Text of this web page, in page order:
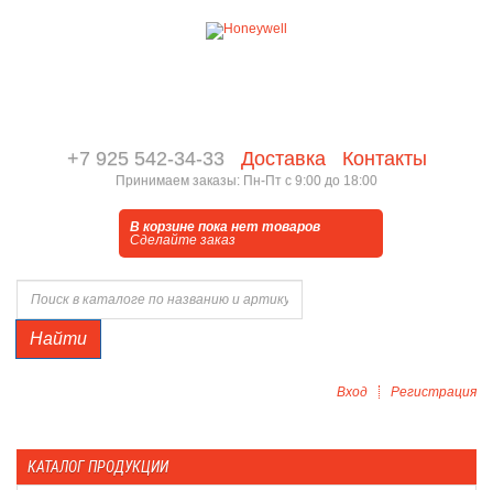
+7 925 542-34-33 Доставка Контакты
Принимаем заказы: Пн-Пт с 9:00 до 18:00
В корзине пока нет товаров
Сделайте заказ
Найти
Вход Регистрация
КАТАЛОГ ПРОДУКЦИИ